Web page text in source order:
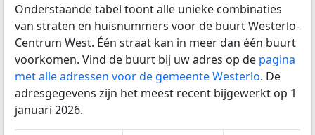
Onderstaande tabel toont alle unieke combinaties
van straten en huisnummers voor de buurt Westerlo-
Centrum West. Één straat kan in meer dan één buurt
voorkomen. Vind de buurt bij uw adres op de pagina
met alle adressen voor de gemeente Westerlo. De
adresgegevens zijn het meest recent bijgewerkt op 1
januari 2026.